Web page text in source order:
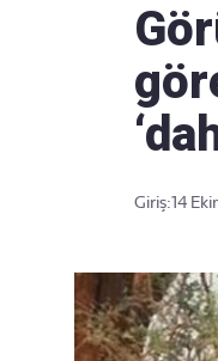
Giriş:14